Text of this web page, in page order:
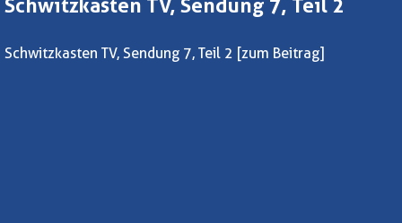
Schwitzkasten TV, Sendung 7, Teil 2
Schwitzkasten TV, Sendung 7, Teil 2 [zum Beitrag]